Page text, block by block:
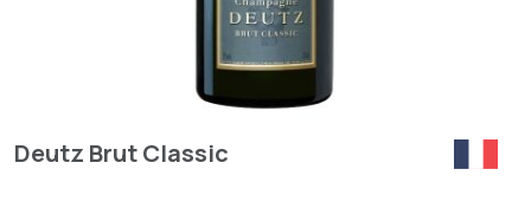
Deutz Brut Classic